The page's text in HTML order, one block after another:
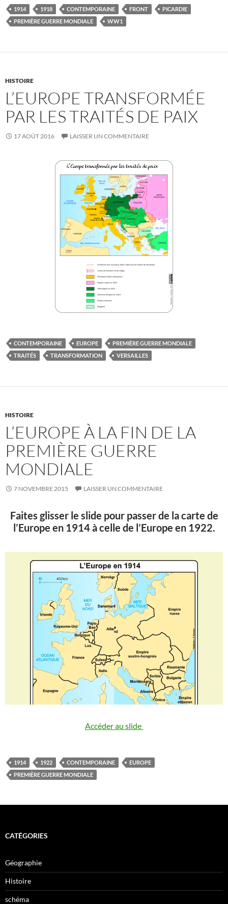
1914 1918 CONTEMPORAINE FRONT
PICARDIE
PREMIÈRE GUERRE MONDIALE
WW1
HISTOIRE
L’EUROPE TRANSFORMÉE
PAR LES TRAITÉS DE PAIX
17 AOÛT 2016 LAISSER UN COMMENTAIRE
CONTEMPORAINE EUROPE
PREMIÈRE GUERRE MONDIALE
TRAITÉS
TRANSFORMATION VERSAILLES
HISTOIRE
L’EUROPE À LA FIN DE LA
PREMIÈRE GUERRE
MONDIALE
7 NOVEMBRE 2015 LAISSER UN COMMENTAIRE
Faites glisser le slide pour passer de la carte de
l’Europe en 1914 à celle de l’Europe en 1922.
Accéder au slide
1914 1922 CONTEMPORAINE
EUROPE
PREMIÈRE GUERRE MONDIALE
CATÉGORIES
Géographie
Histoire
schéma